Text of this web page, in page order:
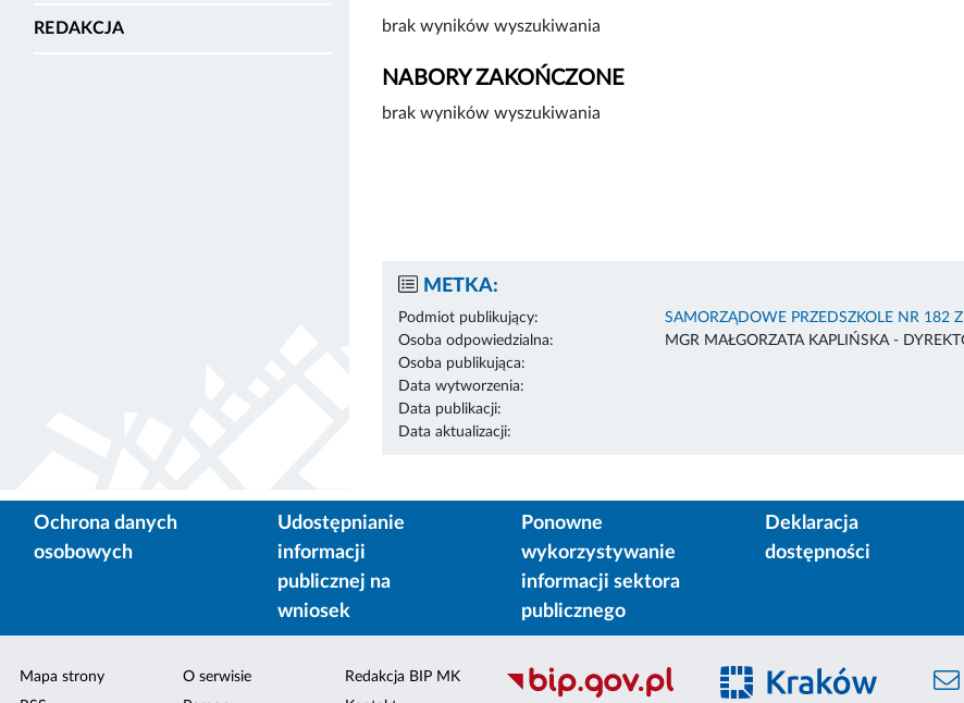
REDAKCJA brak wyników wyszukiwania
NABORY ZAKOŃCZONE
brak wyników wyszukiwania
METKA:
Podmiot publikujący:
SAMORZĄDOWE PRZEDSZKOLE NR 182
Osoba odpowiedzialna:
MGR MAŁGORZATA KAPLIŃSKA -
Osoba publikująca:
Data wytworzenia:
Data publikacji:
Data aktualizacji:
Ochrona danych
osobowych
Udostępnianie
informacji
publicznej na
wniosek
Ponowne
wykorzystywanie
informacji sektora
publicznego
Deklaracja
dostępności
Mapa strony
O serwisie
Redakcja BIP MK